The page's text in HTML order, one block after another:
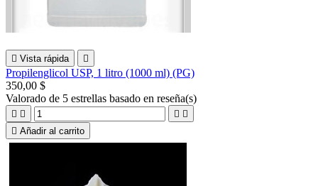
 Vista rápida 
Propilenglicol USP, 1 litro (1000 ml) (PG)
350,00 $
Valorado de 5 estrellas basado en reseña(s)
   
 Añadir al carrito